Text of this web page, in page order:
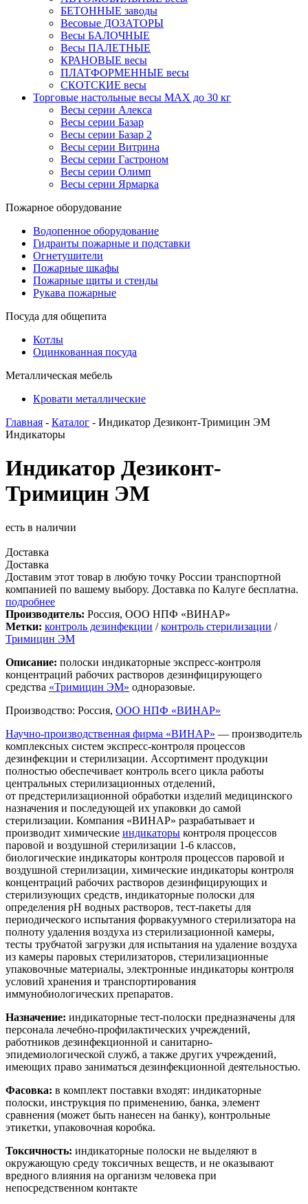
БЕТОННЫЕ заводы
Весовые ДОЗАТОРЫ
Весы БАЛОЧНЫЕ
Весы ПАЛЕТНЫЕ
КРАНОВЫЕ весы
ПЛАТФОРМЕННЫЕ весы
СКОТСКИЕ весы
Торговые настольные весы MAX до 30 кг
Весы серии Алекса
Весы серии Базар
Весы серии Базар 2
Весы серии Витрина
Весы серии Гастроном
Весы серии Олимп
Весы серии Ярмарка
Пожарное оборудование
Водопенное оборудование
Гидранты пожарные и подставки
Огнетушители
Пожарные шкафы
Пожарные щиты и стенды
Рукава пожарные
Посуда для общепита
Котлы
Оцинкованная посуда
Металлическая мебель
Кровати металлические
Главная - Каталог - Индикатор Дезиконт-Тримицин ЭМ
Индикаторы
Индикатор Дезиконт-
Тримицин ЭМ
есть в наличии
Доставка
Доставка
Доставим этот товар в любую точку России транспортной
компанией по вашему выбору. Доставка по Калуге бесплатна.
подробнее
Производитель: Россия, ООО НПФ «ВИНАР»
Метки: контроль дезинфекции /контроль стерилизации /
Тримицин ЭМ
Описание: полоски индикаторные экспресс-контроля
концентраций рабочих растворов дезинфицирующего
средства «Тримицин ЭМ» одноразовые.
Производство: Россия, ООО НПФ «ВИНАР»
Научно-производственная фирма «ВИНАР» — производитель
комплексных систем экспресс-контроля процессов
дезинфекции и стерилизации. Ассортимент продукции
полностью обеспечивает контроль всего цикла работы
центральных стерилизационных отделений,
от предстерилизационной обработки изделий медицинского
назначения и последующей их упаковки до самой
стерилизации. Компания «ВИНАР» разрабатывает и
производит химические индикаторы контроля процессов
паровой и воздушной стерилизации 1-6 классов,
биологические индикаторы контроля процессов паровой и
воздушной стерилизации, химические индикаторы контроля
концентраций рабочих растворов дезинфицирующих и
стерилизующих средств, индикаторные полоски для
определения рН водных растворов, тест-пакеты для
периодического испытания форвакуумного стерилизатора на
полноту удаления воздуха из стерилизационной камеры,
тесты трубчатой загрузки для испытания на удаление воздуха
из камеры паровых стерилизаторов, стерилизационные
упаковочные материалы, электронные индикаторы контроля
условий хранения и транспортирования
иммунобиологических препаратов.
Назначение: индикаторные тест-полоски предназначены для
персонала лечебно-профилактических учреждений,
работников дезинфекционной и санитарно-
эпидемиологической служб, а также других учреждений,
имеющих право заниматься дезинфекционной деятельностью.
Фасовка: в комплект поставки входят: индикаторные
полоски, инструкция по применению, банка, элемент
сравнения (может быть нанесен на банку), контрольные
этикетки, упаковочная коробка.
Токсичность: индикаторные полоски не выделяют в
окружающую среду токсичных веществ, и не оказывают
вредного влияния на организм человека при
непосредственном контакте